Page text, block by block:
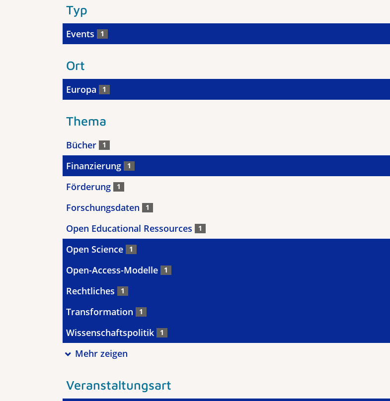
Typ
Events 1
Ort
Europa 1
Thema
Bücher 1
Finanzierung 1
Förderung 1
Forschungsdaten 1
Open Educational Ressources 1
Open Science 1
Open-Access-Modelle 1
Rechtliches 1
Transformation 1
Wissenschaftspolitik 1
Mehr zeigen
Veranstaltungsart